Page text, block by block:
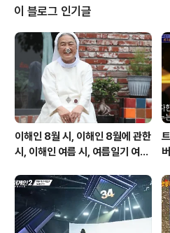
감싸줄게 진심어린 말하나 나는 너를 사랑해
린날도 햇살처럼 안아줄게 너의 흔들리는 사랑
피워줘 다시는 너를 울리지 않을거야 나의 여
야 내겐 언제나 너뿐이야 웃으며 내게 돌아와
드레 나는 취해버렸어 너의 사랑의 향기속에
곤드레만드레 나는 지쳐버렸어..
이 블로그 인기글
이해인 8월 시, 이해인 8월에 관한
시, 이해인 여름 시, 여름일기 여름